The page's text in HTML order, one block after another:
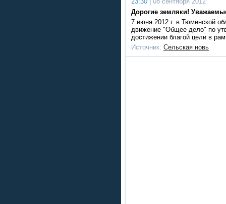
Дорогие земляки!
7 июня 2012 г. в Тюменской
движение "Общее дело" по
достижении благой цели в
Источник: Сельская новь